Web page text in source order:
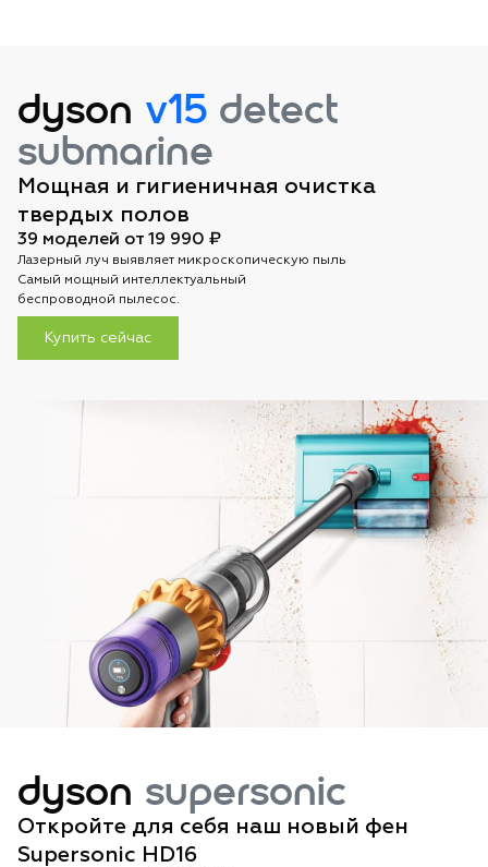
dyson v15 detect
submarine
Мощная и гигиеничная очистка
твердых полов
39 моделей от 19 990 ₽
Лазерный луч выявляет микроскопическую пыль
Самый мощный интеллектуальный
беспроводной пылесос.
Купить сейчас
dyson supersonic
Откройте для себя наш новый фен
Supersonic HD16